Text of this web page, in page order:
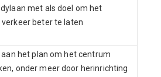
met als doel om het
beter te laten
aan het plan om het centrum
onder meer door herinrichting